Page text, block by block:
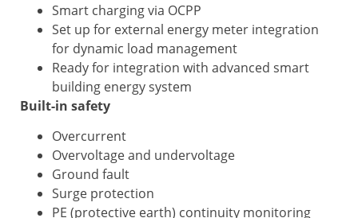
Smart charging via OCPP
Set up for external energy meter integration
for dynamic load management
Ready for integration with advanced smart
building energy system
Built-in safety
Overcurrent
Overvoltage and undervoltage
Ground fault
Surge protection
PE (protective earth) continuity monitoring